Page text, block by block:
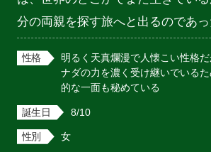
分の両親を探す旅へと出るのであっ
性格
明るく天真爛漫で人懐こい性格
ナダの力を濃く受け継いでいる
的な一面も秘めている
誕生日 8/10
性別 女